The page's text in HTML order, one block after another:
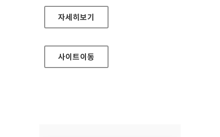
시흥도시공사 대표
자세히보기
사이트이동